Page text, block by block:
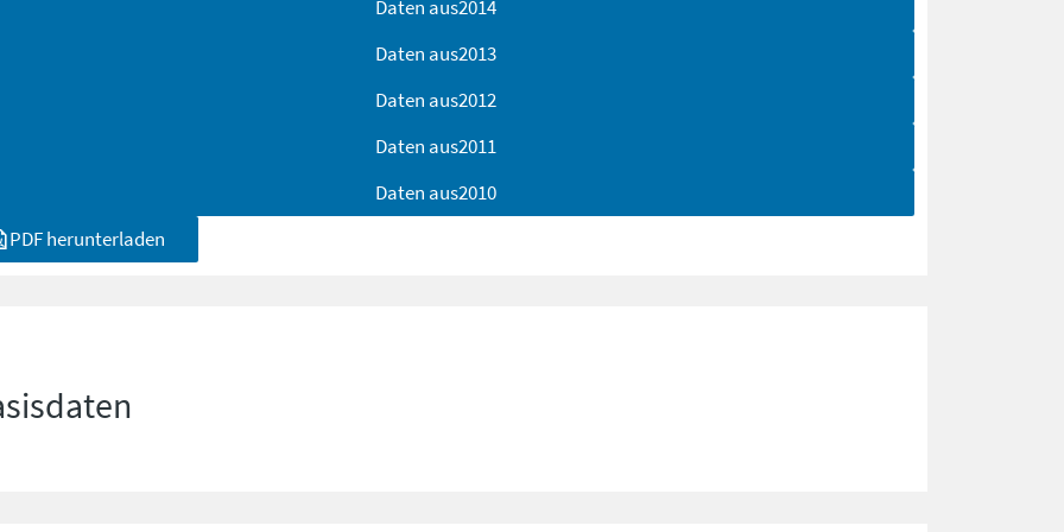
Daten aus2014
Daten aus2013
Daten aus2012
Daten aus2011
Daten aus2010
PDF herunterladen